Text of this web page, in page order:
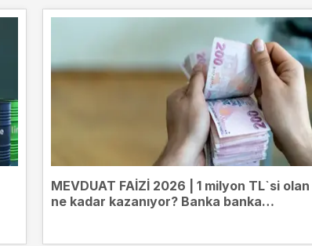
MEVDUAT FAİZİ 2026 | 1 milyon TL`si olan
ne kadar kazanıyor? Banka banka